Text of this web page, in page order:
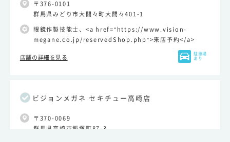
〒376-0101
群馬県みどり市大間々町大間々401-1
眼鏡作製技能士、<a href="https://www.vision-
megane.co.jp/reservedShop.php">来店予約</a>
店舗の詳細を見る
駐車場
あり
ビジョンメガネ セキチュー高崎店
〒370-0069
群馬県高崎市飯塚町87-3